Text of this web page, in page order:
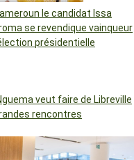
le candidat Issa
se revendique vainqueur
présidentielle
veut faire de Libreville
rencontres